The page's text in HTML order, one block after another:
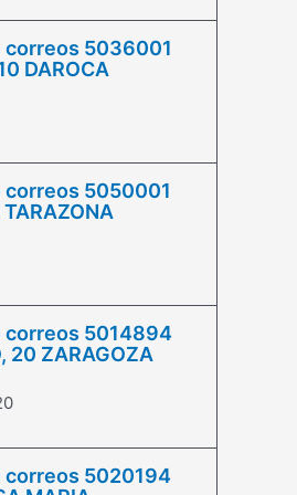
correos 5036001
DAROCA
correos 5050001
TARAZONA
correos 5014894
20 ZARAGOZA
correos 5020194